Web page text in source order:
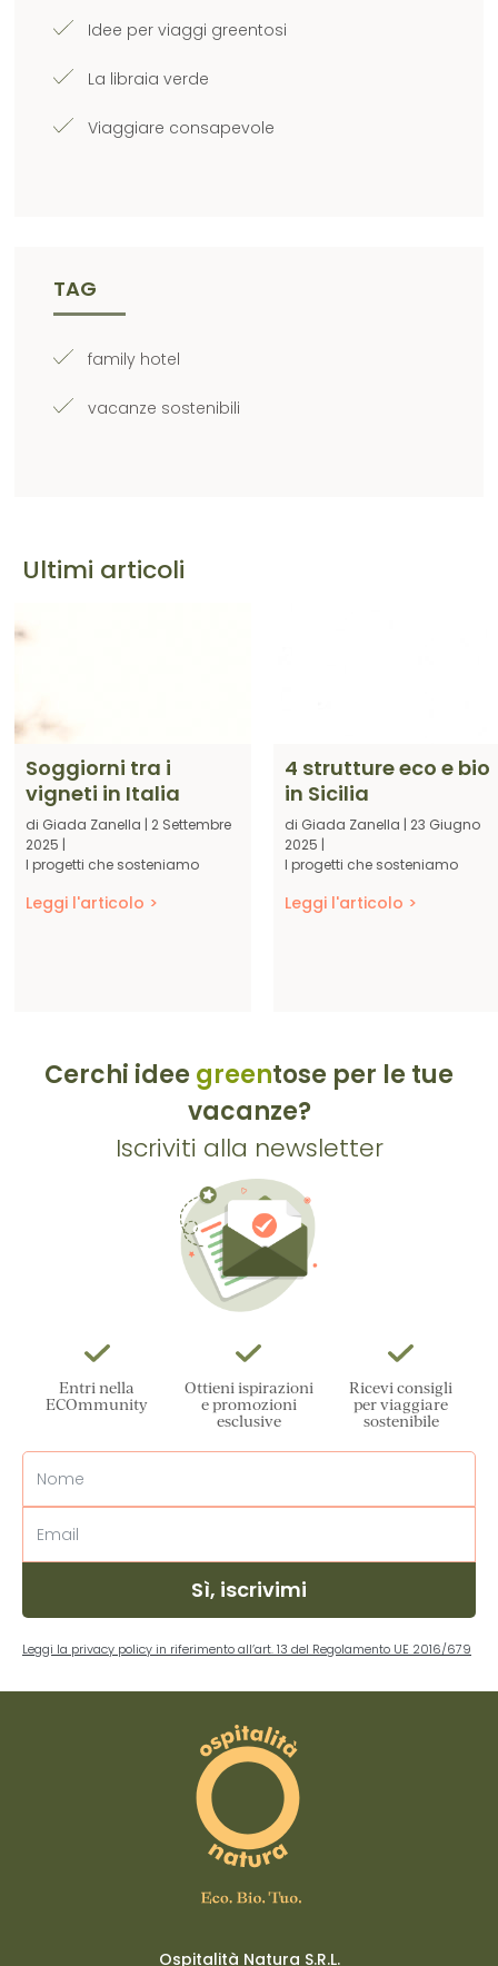
Idee per viaggi greentosi
La libraia verde
Viaggiare consapevole
TAG
family hotel
vacanze sostenibili
Ultimi articoli
Soggiorni tra i
vigneti in Italia
di Giada Zanella | 2 Settembre
2025 |
I progetti che sosteniamo
Leggi l'articolo >
4 strutture eco e bio
in Sicilia
di Giada Zanella | 23 Giugno
2025 |
I progetti che sosteniamo
Leggi l'articolo >
Cerchi idee greentose per le tue
vacanze?
Iscriviti alla newsletter
Entri nella
ECOmmunity
Ottieni ispirazioni
e promozioni
esclusive
Ricevi consigli
per viaggiare
sostenibile
Sì, iscrivimi
Leggi la privacy policy in riferimento all’art. 13 del Regolamento UE 2016/679
Ospitalità Natura S.R.L.